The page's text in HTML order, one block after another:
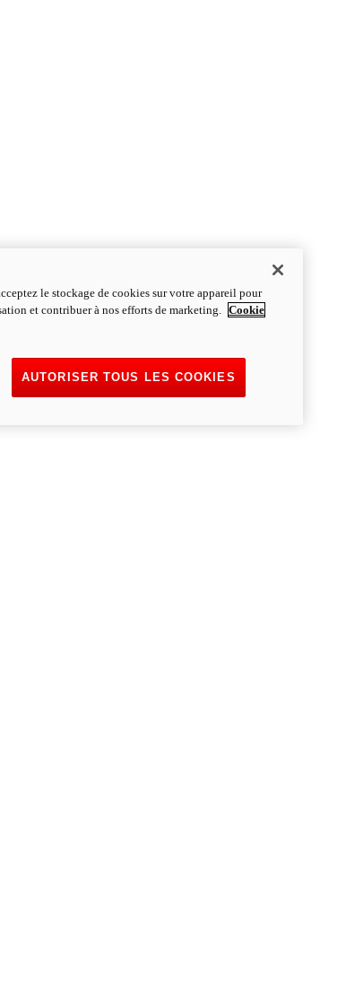
le stockage de cookies sur votre appareil pour
et contribuer à nos efforts de marketing. Cookie
AUTORISER TOUS LES COOKIES